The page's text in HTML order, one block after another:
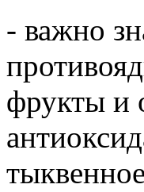
- важно
фрукты и